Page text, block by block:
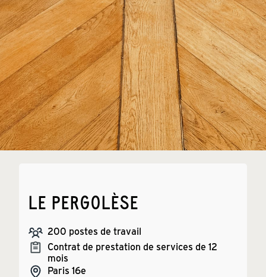
LE PERGOLÈSE
200 postes de travail
Contrat de prestation de services de 12
mois
Paris 16e